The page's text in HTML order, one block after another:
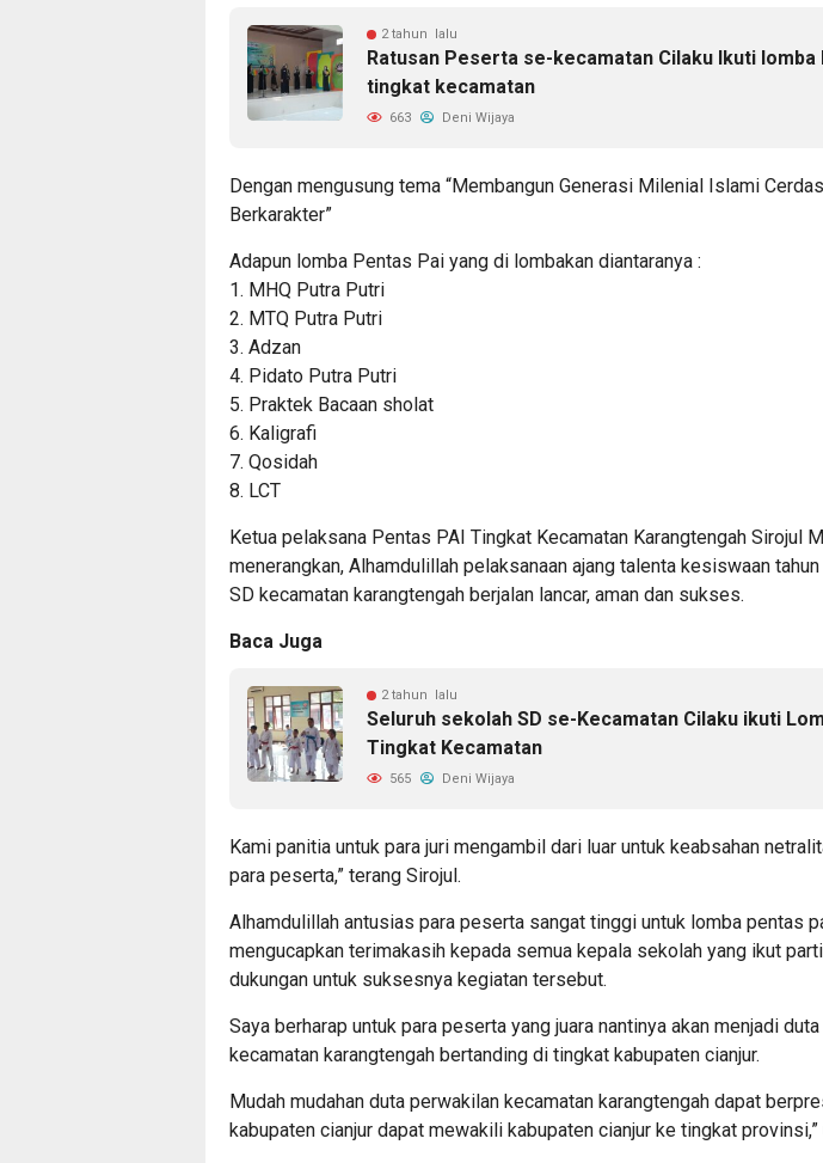
2 tahun lalu
Ratusan Peserta se-kecamatan Cilaku Ikuti lomba
tingkat kecamatan
663 Deni Wijaya
Dengan mengusung tema “Membangun Generasi Milenial Islami
Berkarakter”
Adapun lomba Pentas Pai yang di lombakan diantaranya :
1. MHQ Putra Putri
2. MTQ Putra Putri
3. Adzan
4. Pidato Putra Putri
5. Praktek Bacaan sholat
6. Kaligrafi
7. Qosidah
8. LCT
Ketua pelaksana Pentas PAI Tingkat Kecamatan Karangtengah Sirojul
menerangkan, Alhamdulillah pelaksanaan ajang talenta kesiswaan
SD kecamatan karangtengah berjalan lancar, aman dan sukses.
Baca Juga
2 tahun lalu
Seluruh sekolah SD se-Kecamatan Cilaku ikuti
Tingkat Kecamatan
565 Deni Wijaya
Kami panitia untuk para juri mengambil dari luar untuk keabsahan
para peserta,” terang Sirojul.
Alhamdulillah antusias para peserta sangat tinggi untuk lomba pentas
mengucapkan terimakasih kepada semua kepala sekolah yang ikut
dukungan untuk suksesnya kegiatan tersebut.
Saya berharap untuk para peserta yang juara nantinya akan menjadi
kecamatan karangtengah bertanding di tingkat kabupaten cianjur.
Mudah mudahan duta perwakilan kecamatan karangtengah dapat
kabupaten cianjur dapat mewakili kabupaten cianjur ke tingkat provinsi,”